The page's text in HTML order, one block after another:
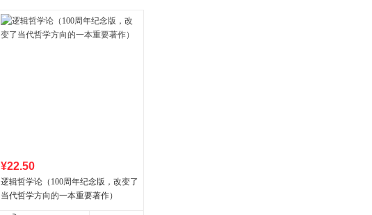
¥22.50
逻辑哲学论（100周年纪念版，改变了
当代哲学方向的一本重要著作）